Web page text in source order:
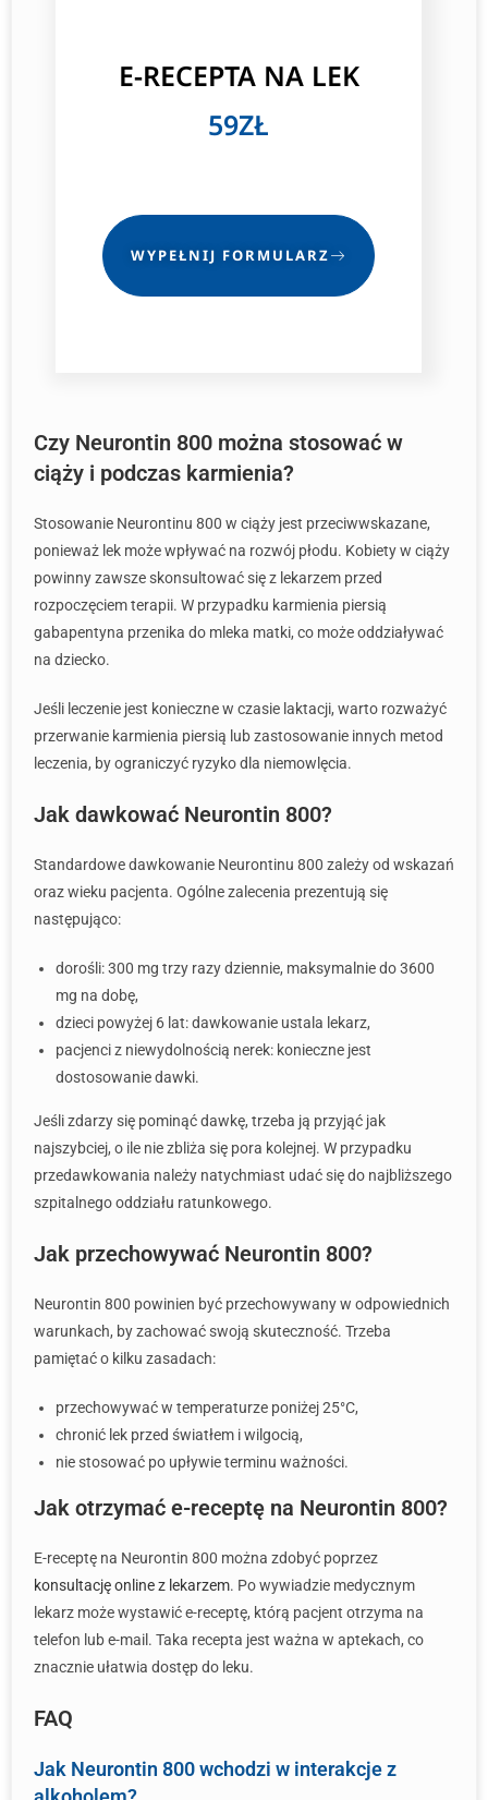
E-RECEPTA NA LEK
59ZŁ
WYPEŁNIJ FORMULARZ
Czy Neurontin 800 można stosować w
ciąży i podczas karmienia?
Stosowanie Neurontinu 800 w ciąży jest przeciwwskazane,
ponieważ lek może wpływać na rozwój płodu. Kobiety w ciąży
powinny zawsze skonsultować się z lekarzem przed
rozpoczęciem terapii. W przypadku karmienia piersią
gabapentyna przenika do mleka matki, co może oddziaływać
na dziecko.
Jeśli leczenie jest konieczne w czasie laktacji, warto rozważyć
przerwanie karmienia piersią lub zastosowanie innych metod
leczenia, by ograniczyć ryzyko dla niemowlęcia.
Jak dawkować Neurontin 800?
Standardowe dawkowanie Neurontinu 800 zależy od wskazań
oraz wieku pacjenta. Ogólne zalecenia prezentują się
następująco:
dorośli: 300 mg trzy razy dziennie, maksymalnie do 3600
mg na dobę,
dzieci powyżej 6 lat: dawkowanie ustala lekarz,
pacjenci z niewydolnością nerek: konieczne jest
dostosowanie dawki.
Jeśli zdarzy się pominąć dawkę, trzeba ją przyjąć jak
najszybciej, o ile nie zbliża się pora kolejnej. W przypadku
przedawkowania należy natychmiast udać się do najbliższego
szpitalnego oddziału ratunkowego.
Jak przechowywać Neurontin 800?
Neurontin 800 powinien być przechowywany w odpowiednich
warunkach, by zachować swoją skuteczność. Trzeba
pamiętać o kilku zasadach:
przechowywać w temperaturze poniżej 25°C,
chronić lek przed światłem i wilgocią,
nie stosować po upływie terminu ważności.
Jak otrzymać e-receptę na Neurontin 800?
E-receptę na Neurontin 800 można zdobyć poprzez
konsultację online z lekarzem. Po wywiadzie medycznym
lekarz może wystawić e-receptę, którą pacjent otrzyma na
telefon lub e-mail. Taka recepta jest ważna w aptekach, co
znacznie ułatwia dostęp do leku.
FAQ
Jak Neurontin 800 wchodzi w interakcje z